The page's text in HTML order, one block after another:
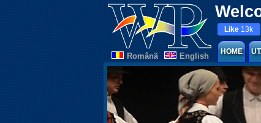
Românã English
Like 13k
HOME